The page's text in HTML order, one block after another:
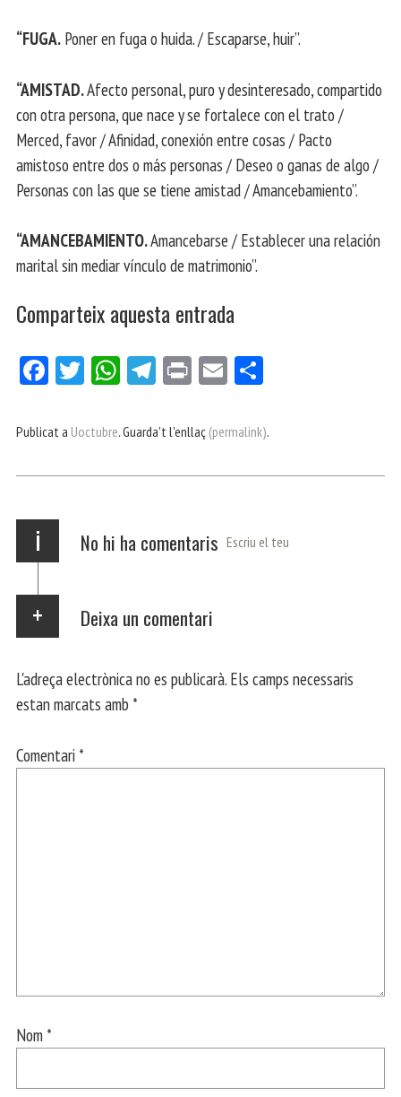
“FUGA. Poner en fuga o huida. / Escaparse, huir”.
“AMISTAD.Afecto personal, puro y desinteresado, compartido
con otra persona, que nace y se fortalece con el trato /
Merced, favor / Afinidad, conexión entre cosas / Pacto
amistoso entre dos o más personas / Deseo o ganas de algo /
Personas con las que se tiene amistad / Amancebamiento”.
“AMANCEBAMIENTO.Amancebarse / Establecer una relación
marital sin mediar vínculo de matrimonio”.
Comparteix aquesta entrada
Fa
bo
Tw
er
W
ts
p
Te
gr
m
Pri E
ail pa
ei
Publicat a Uoctubre. Guarda't l'enllaç (permalink).
i No hi ha comentaris Escriu el teu
Deixa un comentari
L'adreça electrònica no es publicarà. Els camps necessaris
estan marcats amb *
Comentari *
Nom *